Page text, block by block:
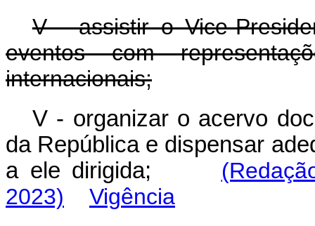
V - assistir o Vice-
eventos com
internacionais;
V - organizar o acervo
da República e dispensar
a ele dirigida;
2023)
Vigência